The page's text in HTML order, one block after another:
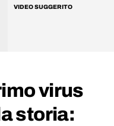
VIDEO SUGGERITO
virus
storia: